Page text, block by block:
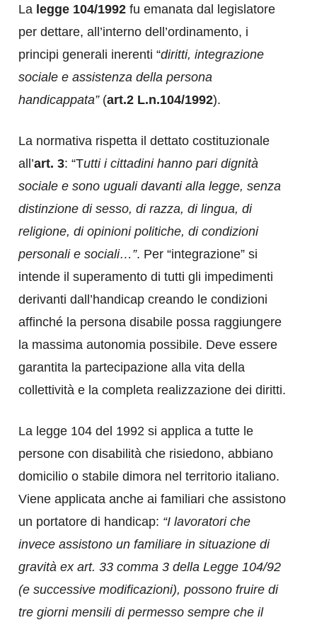
La legge 104/1992 fu emanata dal legislatore
per dettare, all’interno dell’ordinamento, i
principi generali inerenti “diritti, integrazione
sociale e assistenza della persona
handicappata”(art.2 L.n.104/1992).
La normativa rispetta il dettato costituzionale
all’art. 3: “Tutti i cittadini hanno pari dignità
sociale e sono uguali davanti alla legge, senza
distinzione di sesso, di razza, di lingua, di
religione, di opinioni politiche, di condizioni
personali e sociali…”. Per “integrazione” si
intende il superamento di tutti gli impedimenti
derivanti dall’handicap creando le condizioni
affinché la persona disabile possa raggiungere
la massima autonomia possibile. Deve essere
garantita la partecipazione alla vita della
collettività e la completa realizzazione dei diritti.
La legge 104 del 1992 si applica a tutte le
persone con disabilità che risiedono, abbiano
domicilio o stabile dimora nel territorio italiano.
Viene applicata anche ai familiari che assistono
un portatore di handicap: “I lavoratori che
invece assistono un familiare in situazione di
gravità ex art. 33 comma 3 della Legge 104/92
(e successive modificazioni), possono fruire di
tre giorni mensili di permesso sempre che il